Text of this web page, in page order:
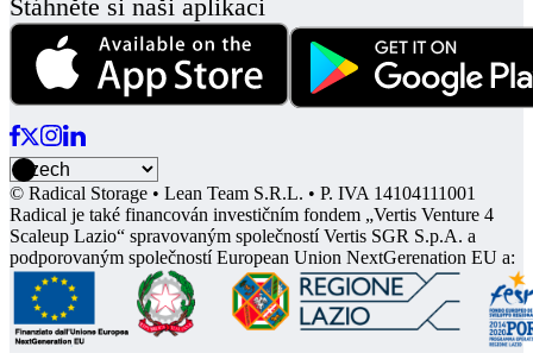
Stáhněte si naši aplikaci
© Radical Storage • Lean Team S.R.L. • P. IVA 14104111001
Radical je také financován investičním fondem „Vertis Venture 4
Scaleup Lazio“ spravovaným společností Vertis SGR S.p.A. a
podporovaným společností European Union NextGerenation EU a: